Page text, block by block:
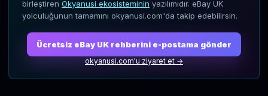
birleştiren Okyanusi ekosisteminin yazılımıdır. eBay UK
yolculuğunun tamamını okyanusi.com'da takip edebilirsin.
Ücretsiz eBay UK rehberini e-postama gönder
okyanusi.com'u ziyaret et →